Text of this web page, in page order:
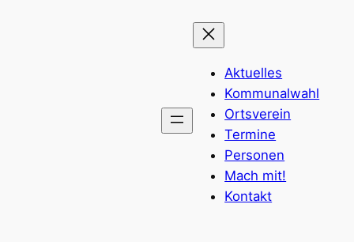
Aktuelles
Kommunalwahl
Ortsverein
Termine
Personen
Mach mit!
Kontakt